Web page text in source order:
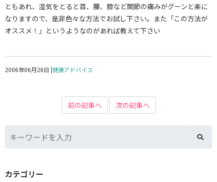
ともあれ、湿気をとると首、腰、膝など関節の痛みがグーンと楽に
なりますので、是非色々な方法でお試し下さい。また「この方法が
オススメ！」というようなのがあれば教えて下さい
2006年06月26日 |健康アドバイス
前の記事へ 次の記事へ
カテゴリー